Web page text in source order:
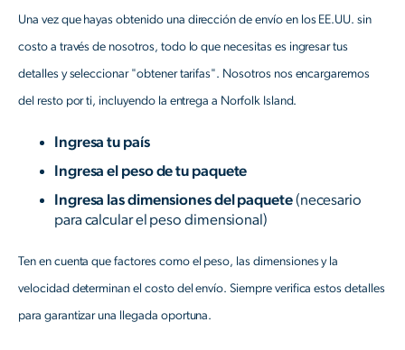
Una vez que hayas obtenido una dirección de envío en los EE.UU. sin
costo a través de nosotros, todo lo que necesitas es ingresar tus
detalles y seleccionar "obtener tarifas". Nosotros nos encargaremos
del resto por ti, incluyendo la entrega a Norfolk Island.
Ingresa tu país
Ingresa el peso de tu paquete
Ingresa las dimensiones del paquete(necesario
para calcular el peso dimensional)
Ten en cuenta que factores como el peso, las dimensiones y la
velocidad determinan el costo del envío. Siempre verifica estos detalles
para garantizar una llegada oportuna.